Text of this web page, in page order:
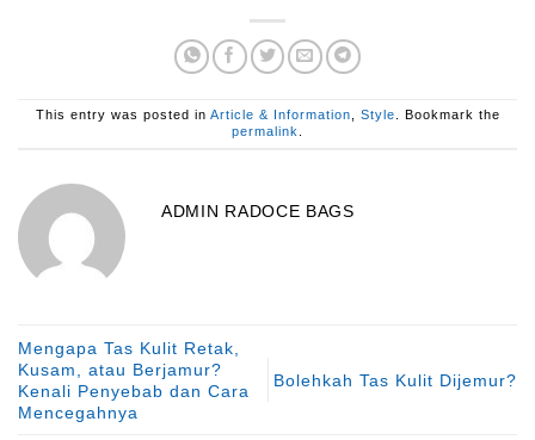
This entry was posted in Article & Information Style . Bookmark the
permalink
ADMIN RADOCE BAGS
Mengapa Tas Kulit Retak,
Kusam, atau Berjamur?
Kenali Penyebab dan Cara
Mencegahnya
Bolehkah Tas Kulit Dijemur?